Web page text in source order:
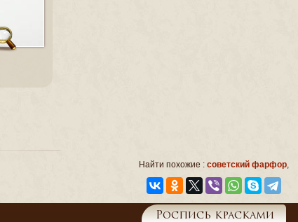
Найти похожие : советский фарфор
Роспись красками